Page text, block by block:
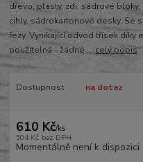
dřevo, plasty, zdi, sádrové
cihly, sádrokartonové desky. Se
řezy. Vynikající odvod třísek díky
použitelná - žádné ... celý popis
Dostupnost na dotaz
610 Kč/ks
504 Kč bez DPH
Momentálně není k dispozici